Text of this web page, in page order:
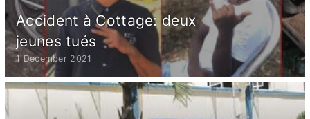
Accident à Cottage: deux
jeunes tués
1 December 2021